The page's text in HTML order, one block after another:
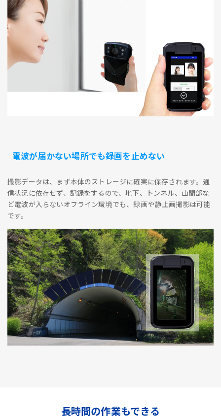
電波が届かない場所でも録画を止めない
撮影データは、まず本体のストレージに確実に保存されます。通
信状況に依存せず、記録をするので、地下、トンネル、山間部な
ど電波が入らないオフライン環境でも、録画や静止画撮影は可能
です。
長時間の作業もできる